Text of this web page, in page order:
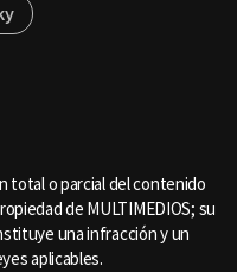
total o parcial del contenido
de MULTIMEDIOS; su
una infracción y un
aplicables.